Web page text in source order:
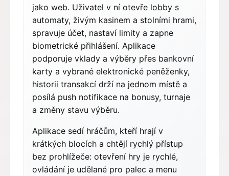
jako web. Uživatel v ní otevře lobby s
automaty, živým kasinem a stolními hrami,
spravuje účet, nastaví limity a zapne
biometrické přihlášení. Aplikace
podporuje vklady a výběry přes bankovní
karty a vybrané elektronické peněženky,
historii transakcí drží na jednom místě a
posílá push notifikace na bonusy, turnaje
a změny stavu výběru.
Aplikace sedí hráčům, kteří hrají v
krátkých blocích a chtějí rychlý přístup
bez prohlížeče: otevření hry je rychlé,
ovládání je udělané pro palec a menu